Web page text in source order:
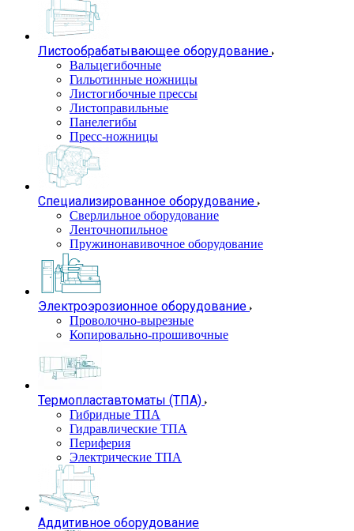
Листообрабатывающее оборудование
Вальцегибочные
Гильотинные ножницы
Листогибочные прессы
Листоправильные
Панелегибы
Пресс-ножницы
Специализированное оборудование
Сверлильное оборудование
Ленточнопильное
Пружинонавивочное оборудование
Электроэрозионное оборудование
Проволочно-вырезные
Копировально-прошивочные
Термопластавтоматы (ТПА)
Гибридные ТПА
Гидравлические ТПА
Периферия
Электрические ТПА
Аддитивное оборудование